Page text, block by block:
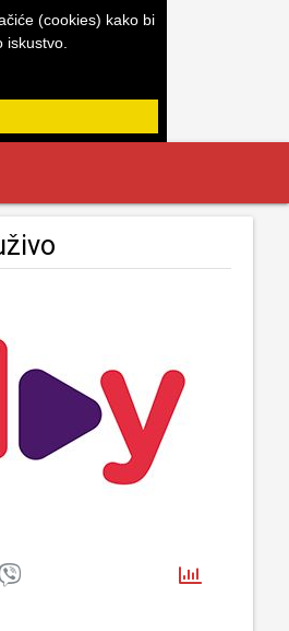
(cookies) kako bi
iskustvo.